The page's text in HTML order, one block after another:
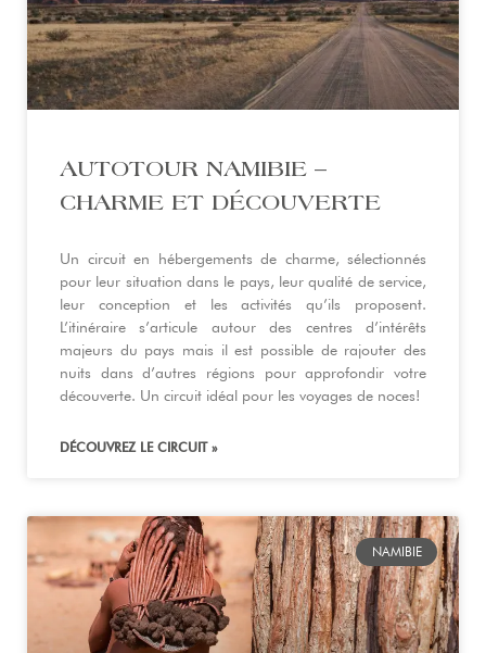
AUTOTOUR NAMIBIE –
CHARME ET DÉCOUVERTE
Un circuit en hébergements de charme, sélectionnés
pour leur situation dans le pays, leur qualité de service,
leur conception et les activités qu’ils proposent.
L’itinéraire s’articule autour des centres d’intérêts
majeurs du pays mais il est possible de rajouter des
nuits dans d’autres régions pour approfondir votre
découverte. Un circuit idéal pour les voyages de noces!
DÉCOUVREZ LE CIRCUIT »
NAMIBIE